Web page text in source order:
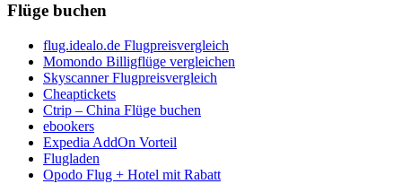
Flüge buchen
flug.idealo.de Flugpreisvergleich
Momondo Billigflüge vergleichen
Skyscanner Flugpreisvergleich
Cheaptickets
Ctrip – China Flüge buchen
ebookers
Expedia AddOn Vorteil
Flugladen
Opodo Flug + Hotel mit Rabatt